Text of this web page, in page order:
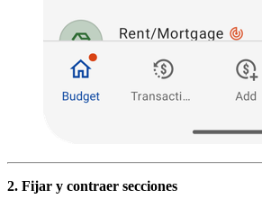
2. Fijar y contraer secciones